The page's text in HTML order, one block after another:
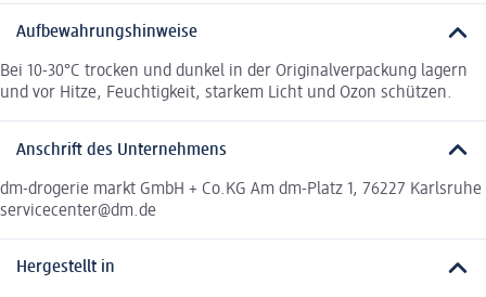
Aufbewahrungshinweise
Bei 10-30°C trocken und dunkel in der Originalverpackung lagern
und vor Hitze, Feuchtigkeit, starkem Licht und Ozon schützen.
Anschrift des Unternehmens
dm-drogerie markt GmbH + Co.KG Am dm-Platz 1, 76227 Karlsruhe
servicecenter@dm.de
Hergestellt in